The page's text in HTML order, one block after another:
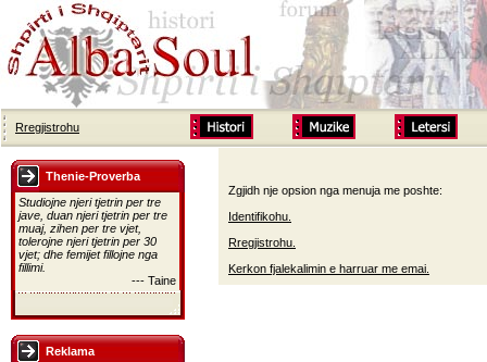
Rregjistrohu
Thenie-Proverba
Studiojne njeri tjetrin per tre
jave, duan njeri tjetrin per tre
muaj, zihen per tre vjet,
tolerojne njeri tjetrin per 30
vjet; dhe femijet fillojne nga
fillimi.
--- Taine
Reklama
Zgjidh nje opsion nga menuja me poshte:
Identifikohu.
Rregjistrohu.
Kerkon fjalekalimin e harruar me emai.